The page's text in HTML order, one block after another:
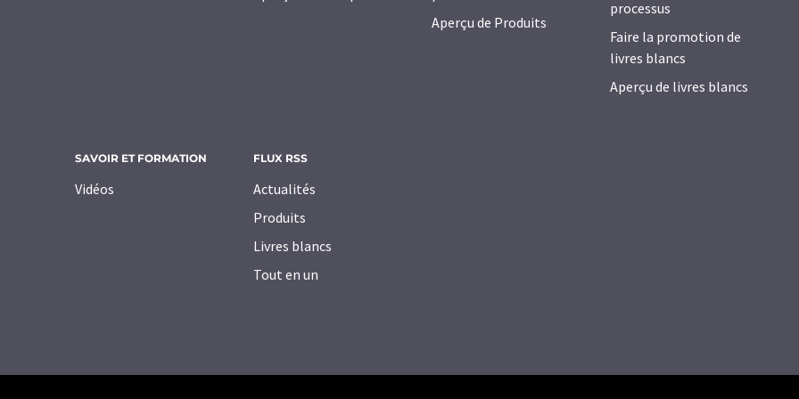
Aperçu de Produits
processus
Faire la promotion de
livres blancs
Aperçu de livres blancs
SAVOIR ET FORMATION
Vidéos
FLUX RSS
Actualités
Produits
Livres blancs
Tout en un